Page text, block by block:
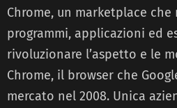
Chrome, un marketplace
programmi, applicazioni ed
rivoluzionare l’aspetto e le
Chrome, il browser che
mercato nel 2008. Unica